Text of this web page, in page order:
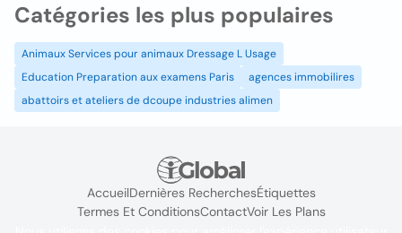
Catégories les plus populaires
Animaux Services pour animaux Dressage L Usage
Education Preparation aux examens Paris
agences immobilires
abattoirs et ateliers de dcoupe industries alimen
AccueilDernières RecherchesÉtiquettes
Termes Et ConditionsContactVoir Les Plans